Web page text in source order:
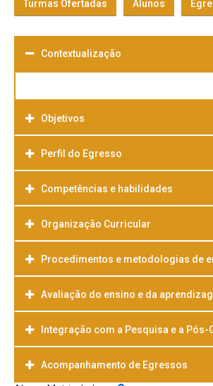
Turmas Ofertadas Alunos
Contextualização
Objetivos
Perfil do Egresso
Competências e habilidades
Organização Curricular
Procedimentos e metodologias de
Avaliação do ensino e da
Integração com a Pesquisa e a Pós-
Acompanhamento de Egressos